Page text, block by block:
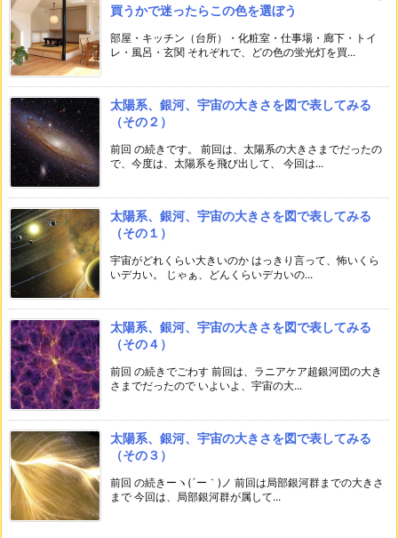
買うかで迷ったらこの色を選ぼう
部屋・キッチン（台所）・化粧室・仕事場・廊下・トイ
レ・風呂・玄関 それぞれで、どの色の蛍光灯を買...
太陽系、銀河、宇宙の大きさを図で表してみる
（その２）
前回 の続きです。 前回は、太陽系の大きさまでだったの
で、今度は、太陽系を飛び出して、 今回は...
太陽系、銀河、宇宙の大きさを図で表してみる
（その１）
宇宙がどれくらい大きいのか はっきり言って、怖いくら
いデカい。 じゃぁ、どんくらいデカいの...
太陽系、銀河、宇宙の大きさを図で表してみる
（その４）
前回 の続きでごわす 前回は、ラニアケア超銀河団の大き
さまでだったので いよいよ、宇宙の大...
太陽系、銀河、宇宙の大きさを図で表してみる
（その３）
前回 の続きーヽ(´ー｀)ノ 前回は局部銀河群までの大きさ
まで 今回は、局部銀河群が属して...